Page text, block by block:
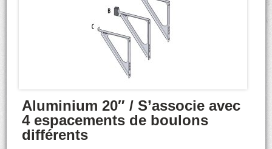
Aluminium 20″ / S’associe avec
4 espacements de boulons
différents